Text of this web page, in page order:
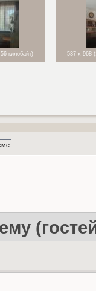
килобайт) 537 x 968